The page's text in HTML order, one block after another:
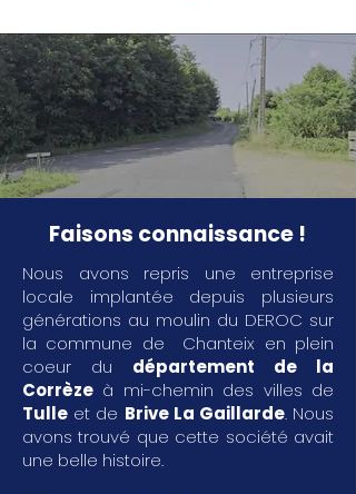
Faisons connaissance !
Nous avons repris une entreprise
locale implantée depuis plusieurs
générations au moulin du DEROC sur
la commune de Chanteix en plein
coeur du département de la
Corrèze à mi-chemin des villes de
Tulle et de Brive La Gaillarde. Nous
avons trouvé que cette société avait
une belle histoire.